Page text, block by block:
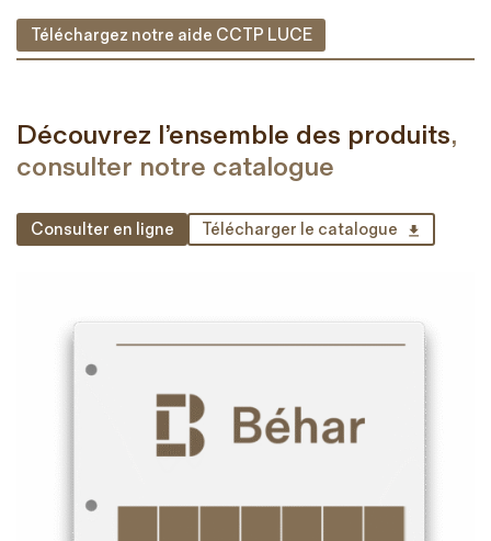
Téléchargez notre aide CCTP LUCE
Découvrez l’ensemble des produits,
consulter notre catalogue
Consulter en ligne Télécharger le catalogue